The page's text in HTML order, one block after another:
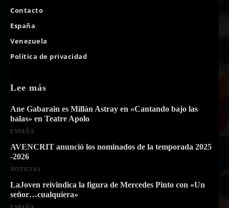
Contacto
España
Venezuela
Política de privacidad
Lee más
Ane Gabarain es Millán Astray en «Cantando bajo las
balas» en Teatre Apolo
ESPAÑA
AVENCRIT anunció los nominados de la temporada 2025
-2026
NOTICIAS
LaJoven reivindica la figura de Mercedes Pinto con «Un
señor…cualquiera»